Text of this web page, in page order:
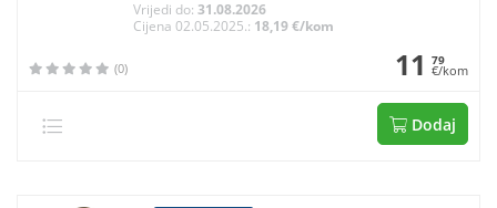
Vrijedi do:31.08.2026
Cijena 02.05.2025.: 18,19 €/kom
(0) 11 79
€/kom
Dodaj